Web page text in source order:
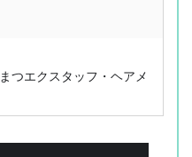
つエクスタッフ・ヘアメ